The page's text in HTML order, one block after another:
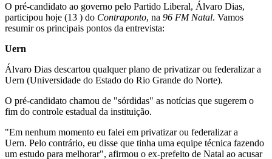
O pré-candidato ao governo pelo Partido Liberal, Álvaro Dias,
participou hoje (13 ) do Contraponto, na 96 FM Natal. Vamos
resumir os principais pontos da entrevista:
Uern
Álvaro Dias descartou qualquer plano de privatizar ou federalizar a
Uern (Universidade do Estado do Rio Grande do Norte).
O pré-candidato chamou de "sórdidas" as notícias que sugerem o
fim do controle estadual da instituição.
"Em nenhum momento eu falei em privatizar ou federalizar a
Uern. Pelo contrário, eu disse que tinha uma equipe técnica fazendo
um estudo para melhorar", afirmou o ex-prefeito de Natal ao acusar